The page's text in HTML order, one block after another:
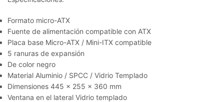
Formato micro-ATX
Fuente de alimentación compatible con ATX
Placa base Micro-ATX / Mini-ITX compatible
5 ranuras de expansión
De color negro
Material Aluminio / SPCC / Vidrio Templado
Dimensiones 445 x 255 x 360 mm
Ventana en el lateral Vidrio templado